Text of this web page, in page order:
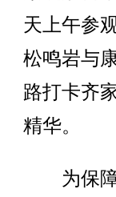
天上午参
松鸣岩与
路打卡齐
精华。
为保障